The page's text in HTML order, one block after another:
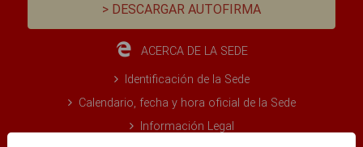
> DESCARGAR AUTOFIRMA
ACERCA DE LA SEDE
Identificación de la Sede
Calendario, fecha y hora oficial de la Sede
Información Legal